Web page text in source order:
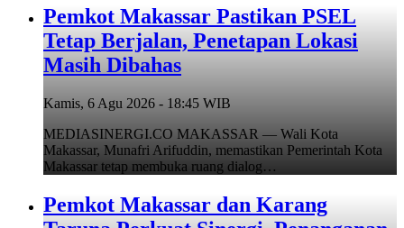
Pemkot Makassar Pastikan PSEL
Tetap Berjalan, Penetapan Lokasi
Masih Dibahas
Kamis, 6 Agu 2026 - 18:45 WIB
MEDIASINERGI.CO MAKASSAR — Wali Kota
Makassar, Munafri Arifuddin, memastikan Pemerintah Kota
Makassar tetap membuka ruang dialog…
Pemkot Makassar dan Karang